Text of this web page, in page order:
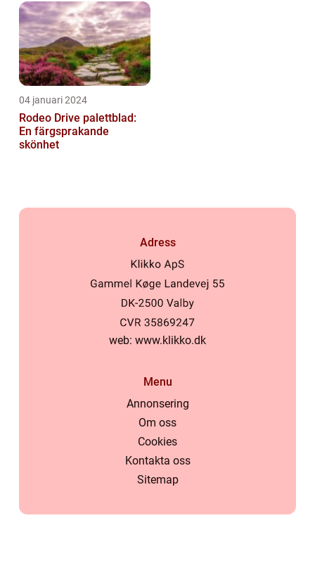
Historical Signific...
04 januari 2024
Rodeo Drive palettblad:
En färgsprakande
skönhet
Adress
web: www.klikko.dk
Menu
Annonsering
Om oss
Cookies
Kontakta oss
Sitemap